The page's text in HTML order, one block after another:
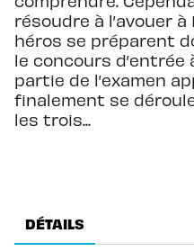
résoudre à l’avouer
héros se préparent
le concours d’entrée
partie de l’examen
finalement se
les trois...
DÉTAILS